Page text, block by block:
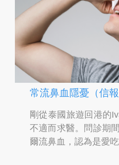
常流鼻血隱憂（信報
剛從泰國旅遊回港的
不適而求醫。問診期
爾流鼻血，認為是愛